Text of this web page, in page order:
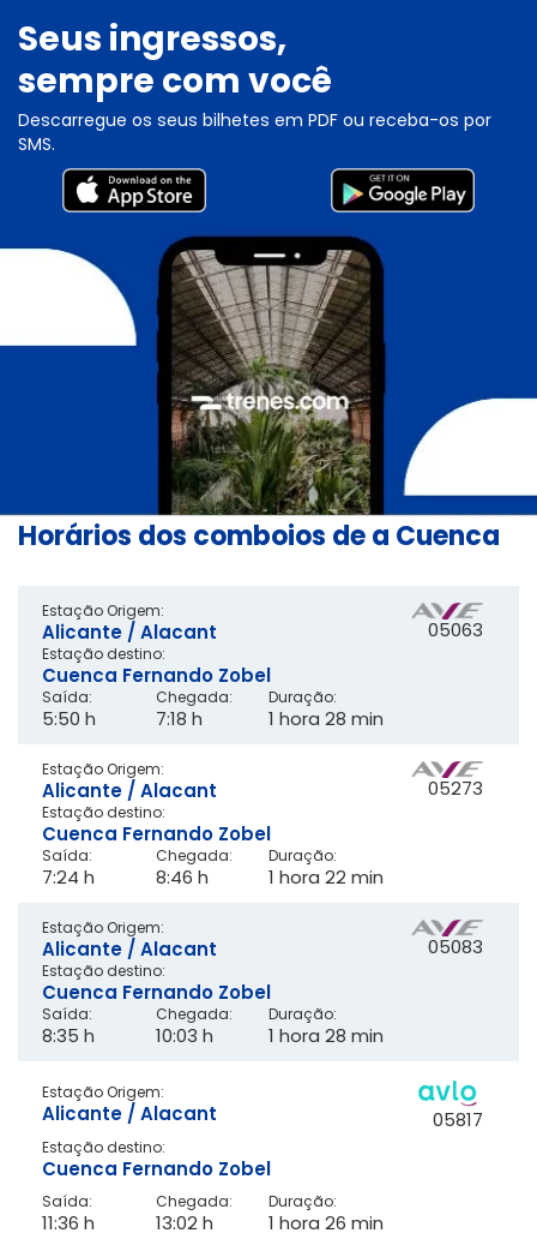
Seus ingressos,
sempre com você
Descarregue os seus bilhetes em PDF ou receba-os por
SMS.
Horários dos comboios de a Cuenca
05063
Saída:
5:50 h
Chegada:
7:18 h
Duração:
1 hora 28 min
Estação Origem:
Alicante / Alacant
Estação destino:
Cuenca Fernando Zobel
05273
Saída:
7:24 h
Chegada:
8:46 h
Duração:
1 hora 22 min
Estação Origem:
Alicante / Alacant
Estação destino:
Cuenca Fernando Zobel
05083
Saída:
8:35 h
Chegada:
10:03 h
Duração:
1 hora 28 min
Estação Origem:
Alicante / Alacant
Estação destino:
Cuenca Fernando Zobel
05817
Saída:
11:36 h
Chegada:
13:02 h
Duração:
1 hora 26 min
Estação Origem:
Alicante / Alacant
Estação destino:
Cuenca Fernando Zobel